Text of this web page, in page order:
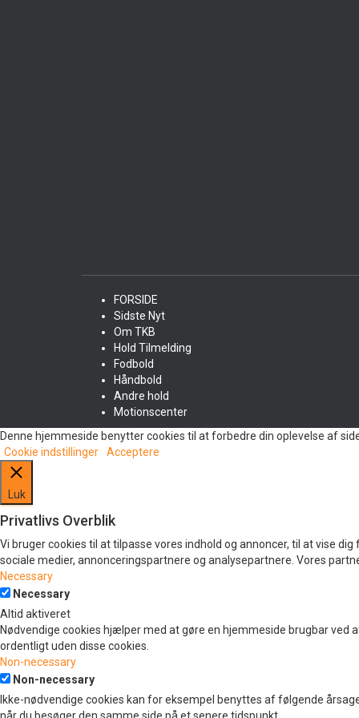
FORSIDE
Sidste Nyt
Om TKB
Hold Tilmelding
Fodbold
Håndbold
Andre hold
Motionscenter
Denne hjemmeside benytter cookies til at forbedre din oplevelse af
Cookie indstillinger
Acceptere
Luk
Privatlivs Overblik
Vi bruger cookies til at tilpasse vores indhold og annoncer, til at vise
sociale medier, annonceringspartnere og analysepartnere. Vores
Necessary
Necessary
Altid aktiveret
Nødvendige cookies hjælper med at gøre en hjemmeside brugbar
ordentligt uden disse cookies.
Non-necessary
Non-necessary
Ikke-nødvendige cookies kan for eksempel benyttes af følgende